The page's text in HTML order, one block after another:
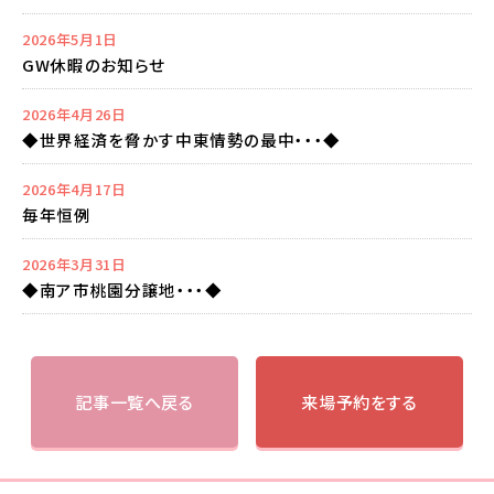
2026年5月1日
GW休暇のお知らせ
2026年4月26日
◆世界経済を脅かす中東情勢の最中・・・◆
2026年4月17日
毎年恒例
2026年3月31日
◆南ア市桃園分譲地・・・◆
記事一覧へ戻る 来場予約をする